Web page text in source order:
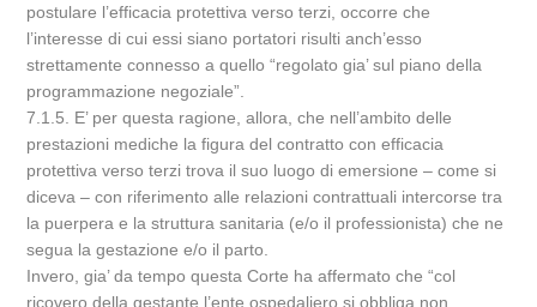
postulare l’efficacia protettiva verso terzi, occorre che
l’interesse di cui essi siano portatori risulti anch’esso
strettamente connesso a quello “regolato gia’ sul piano della
programmazione negoziale”.
7.1.5. E’ per questa ragione, allora, che nell’ambito delle
prestazioni mediche la figura del contratto con efficacia
protettiva verso terzi trova il suo luogo di emersione – come si
diceva – con riferimento alle relazioni contrattuali intercorse tra
la puerpera e la struttura sanitaria (e/o il professionista) che ne
segua la gestazione e/o il parto.
Invero, gia’ da tempo questa Corte ha affermato che “col
ricovero della gestante l’ente ospedaliero si obbliga non